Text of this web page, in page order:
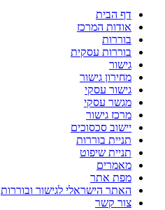
דף הבית
אודות המרכז
בוררות
בוררות עסקית
גישור
מחירון גישור
גישור עסקי
מגשר עסקי
מרכז גישור
יישוב סכסוכים
תניית בוררות
תניית שיפוט
מאמרים
מפת אתר
האתר הישראלי לגישור ובוררות
צור קשר